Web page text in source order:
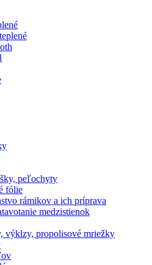
peľochyty
fólie
rámikov a ich príprava
medzistienok
výklzy, propolisové mriežky